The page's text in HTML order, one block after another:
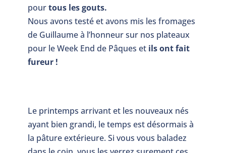
pourtous les gouts.
Nous avons testé et avons mis les fromages
de Guillaume à l’honneur sur nos plateaux
pour le Week End de Pâques et ils ont fait
fureur !
Le printemps arrivant et les nouveaux nés
ayant bien grandi, le temps est désormais à
la pâture extérieure. Si vous vous baladez